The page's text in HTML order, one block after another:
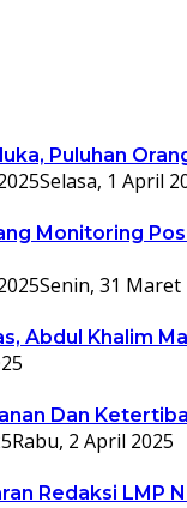
Puluhan
Selasa, 1 April
Monitoring
Senin, 31 Maret
Abdul Khalim
Dan
Rabu, 2 April 2025
Redaksi LMP